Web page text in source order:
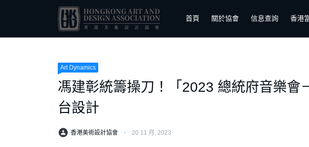
首頁 關於協會 信息查詢 香港
Art Dynamics
馮建彰統籌操刀！「2023 總統府音樂會
台設計
香港美術設計協會 ⋅ 20 11 月, 2023